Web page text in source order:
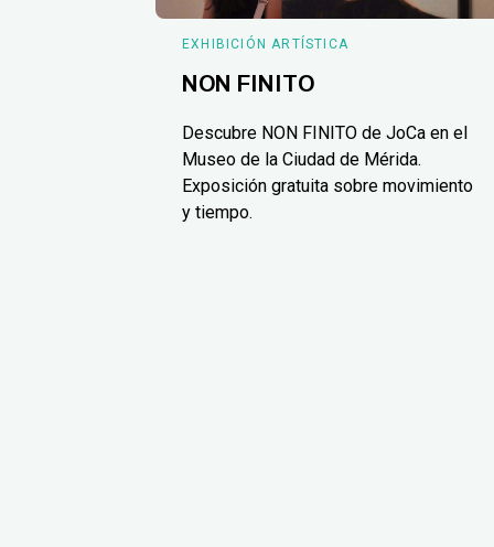
EXHIBICIÓN ARTÍSTICA
NON FINITO
Descubre NON FINITO de JoCa en el
Museo de la Ciudad de Mérida.
Exposición gratuita sobre movimiento
y tiempo.